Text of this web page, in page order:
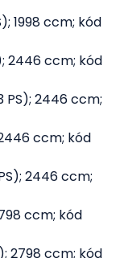
1998 ccm; kód
2446 ccm; kód
PS); 2446 ccm;
2446 ccm; kód
2446 ccm;
ccm; kód
2798 ccm; kód